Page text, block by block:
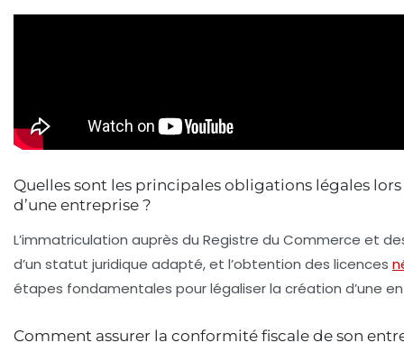
Quelles sont les principales obligations légales
d’une entreprise ?
L’immatriculation auprès du Registre du Commerce et
d’un statut juridique adapté, et l’obtention des licences
étapes fondamentales pour légaliser la création d’une
Comment assurer la conformité fiscale de son